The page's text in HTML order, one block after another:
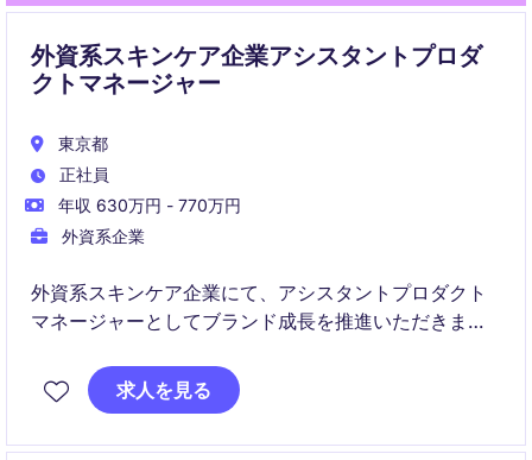
外資系スキンケア企業アシスタントプロダ
クトマネージャー
東京都
正社員
年収 630万円 - 770万円
外資系企業
外資系スキンケア企業にて、アシスタントプロダクト
マネージャーとしてブランド成長を推進いただきま
ークホルダーと連携しながら施策の実行・改善をリー
ドいただくポジションです。
求人を見る